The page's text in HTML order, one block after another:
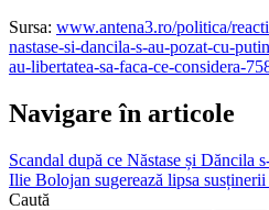
Sursa: www.antena3.ro/politica/
nastase-si-dancila-s-au-pozat-cu-
au-libertatea-sa-faca-ce-considera-
Navigare în articole
Scandal după ce Năstase și Dăncila
Ilie Bolojan sugerează lipsa
Caută